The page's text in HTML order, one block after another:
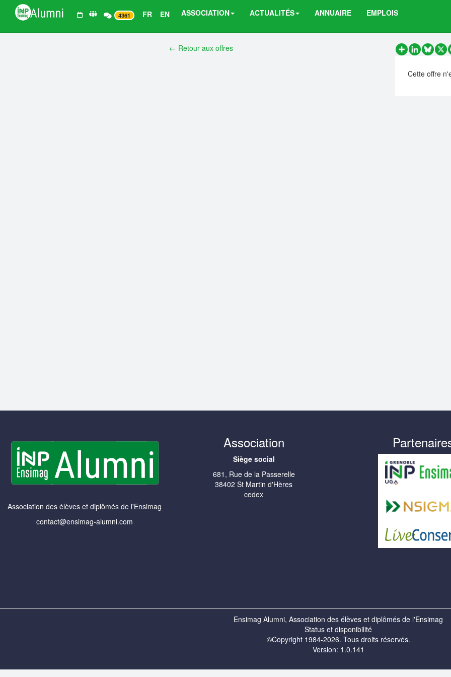
4361 FR EN ASSOCIATION ACTUALITÉS ANNUAIRE EMPLOIS
← Retour aux offres
PartagerLinkedInX
Cette offre
Association des élèves et diplômés de l'Ensimag
contact@ensimag-alumni.com
Association
Siège social
681, Rue de la Passerelle
38402 St Martin d'Hères
cedex
Ensimag Alumni, Association des élèves et diplômés de l'Ensimag
Status et disponibilité
©Copyright 1984-2026. Tous droits réservés.
Version: 1.0.141